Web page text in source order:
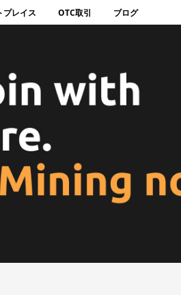
プレイス OTC取引 ブログ